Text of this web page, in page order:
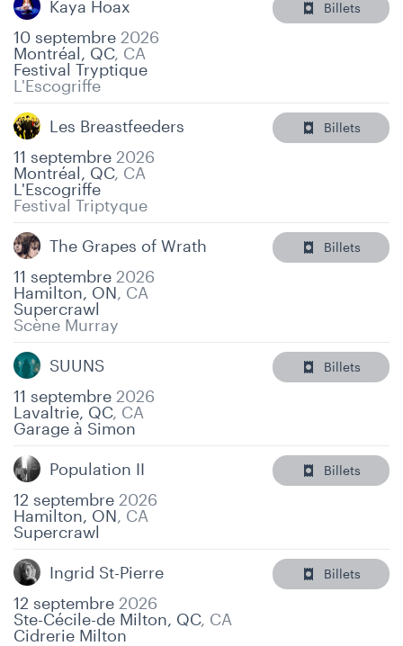
Kaya Hoax
10 septembre 2026
Montréal, QC, CA
Festival Tryptique
L'Escogriffe
Billets
Les Breastfeeders
11 septembre 2026
Montréal, QC, CA
L'Escogriffe
Festival Triptyque
Billets
The Grapes of Wrath
11 septembre 2026
Hamilton, ON, CA
Supercrawl
Scène Murray
Billets
SUUNS
11 septembre 2026
Lavaltrie, QC, CA
Garage à Simon
Billets
Population II
12 septembre 2026
Hamilton, ON, CA
Supercrawl
Billets
Ingrid St-Pierre
12 septembre 2026
Ste-Cécile-de Milton, QC, CA
Cidrerie Milton
Billets